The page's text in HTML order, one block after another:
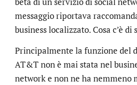
messaggio riportava
business localizzato. Cosa c’è
Principalmente la funzione del
AT&T non è mai stata nel
network e non ne ha nemmeno